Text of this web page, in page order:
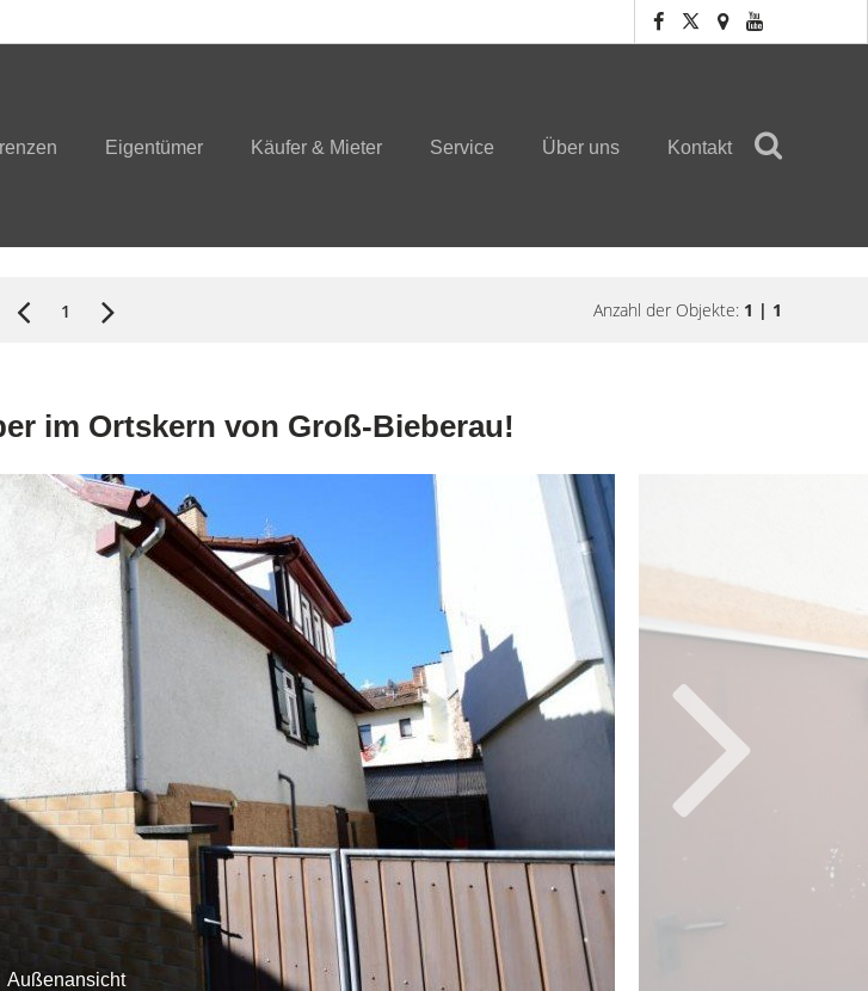
Eigentümer Käufer & Mieter Service Über uns Kontakt
1 Anzahl der Objekte: 1 | 1
im Ortskern von Groß-Bieberau!
Außenansicht